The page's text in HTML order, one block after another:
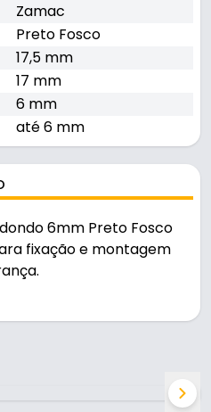
Zamac
Preto Fosco
17,5 mm
17 mm
6 mm
até 6 mm
6mm Preto Fosco
fixação e montagem
acabamento preto
no uso diário.